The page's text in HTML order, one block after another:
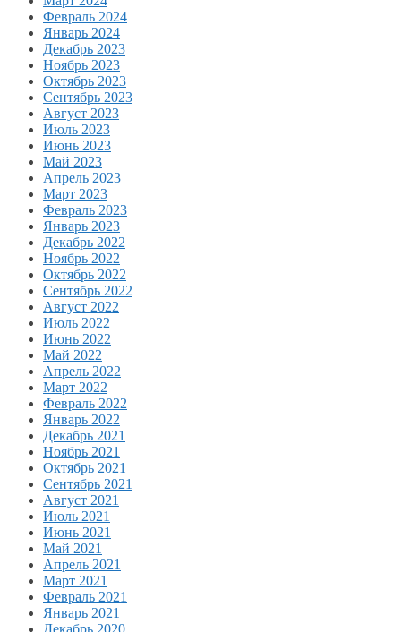
Февраль 2024
Январь 2024
Декабрь 2023
Ноябрь 2023
Октябрь 2023
Сентябрь 2023
Август 2023
Июль 2023
Июнь 2023
Май 2023
Апрель 2023
Март 2023
Февраль 2023
Январь 2023
Декабрь 2022
Ноябрь 2022
Октябрь 2022
Сентябрь 2022
Август 2022
Июль 2022
Июнь 2022
Май 2022
Апрель 2022
Март 2022
Февраль 2022
Январь 2022
Декабрь 2021
Ноябрь 2021
Октябрь 2021
Сентябрь 2021
Август 2021
Июль 2021
Июнь 2021
Май 2021
Апрель 2021
Март 2021
Февраль 2021
Январь 2021
Декабрь 2020